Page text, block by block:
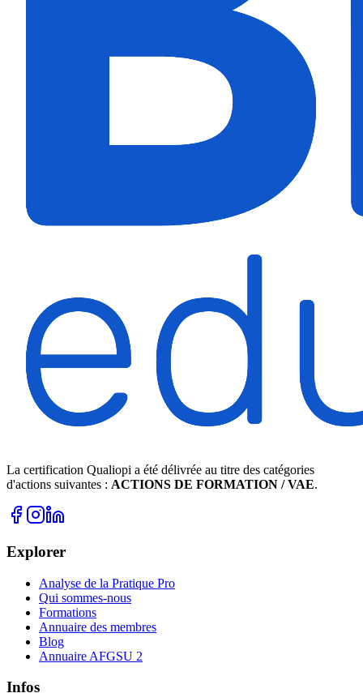
La certification Qualiopi a été délivrée au titre des catégories
d'actions suivantes : ACTIONS DE FORMATION / VAE.
Explorer
Analyse de la Pratique Pro
Qui sommes-nous
Formations
Annuaire des membres
Blog
Annuaire AFGSU 2
Infos